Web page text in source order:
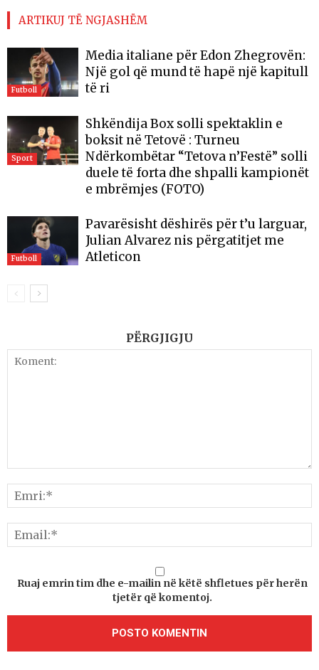
ARTIKUJ TË NGJASHËM
Futboll
Media italiane për Edon Zhegrovën:
Një gol që mund të hapë një kapitull
të ri
Sport
Shkëndija Box solli spektaklin e
boksit në Tetovë : Turneu
Ndërkombëtar “Tetova n’Festë” solli
duele të forta dhe shpalli kampionët
e mbrëmjes (FOTO)
Futboll
Pavarësisht dëshirës për t’u larguar,
Julian Alvarez nis përgatitjet me
Atleticon
PËRGJIGJU
Ruaj emrin tim dhe e-mailin në këtë shfletues për herën
tjetër që komentoj.